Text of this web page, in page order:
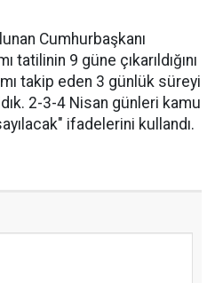
Cumhurbaşkanı
tatilinin 9 güne çıkarıldığını
takip eden 3 günlük süreyi
2-3-4 Nisan günleri kamu
ifadelerini kullandı.